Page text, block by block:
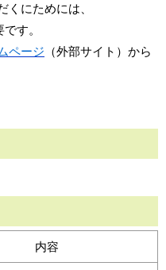
にためには、
す。
ページ （外部サイト）から
内容